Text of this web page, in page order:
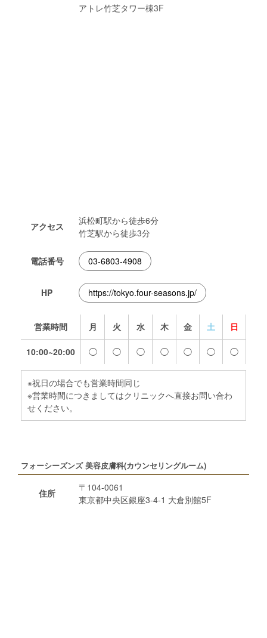
アトレ竹芝タワー棟3F
アクセス
浜松町駅から徒歩6分
竹芝駅から徒歩3分
電話番号 03-6803-4908
HP https://tokyo.four-seasons.jp/
営業時間 月 火 水 木 金 土 日
10:00~20:00 ◯ ◯ ◯ ◯ ◯ ◯ ◯
※祝日の場合でも営業時間同じ
※営業時間につきましてはクリニックへ直接お問い合わ
せください。
フォーシーズンズ 美容皮膚科(カウンセリングルーム)
住所
〒104-0061
東京都中央区銀座3-4-1 大倉別館5F